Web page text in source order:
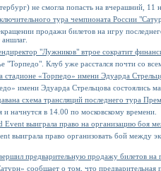
не смогла попасть на вчерашний,
тура чемпионата России
продажи билетов на игру
"Лужников" втрое сократит
"Торпедо". Клуб уже расстался почти со
стадионе «Торпедо» имени Эдуарда
имени Эдуарда Стрельцова состоялись
схема трансляций последнего тура
начнутся в 14.00 по московскому времени.
Event выиграла право на организацию боя
выиграла право организовать бой
предварительную продажу билетов на
сообщает о том, что предварительная